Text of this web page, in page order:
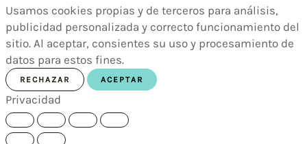
Usamos cookies propias y de terceros para análisis,
publicidad personalizada y correcto funcionamiento del
sitio. Al aceptar, consientes su uso y procesamiento de
datos para estos fines.
RECHAZAR ACEPTAR
Privacidad